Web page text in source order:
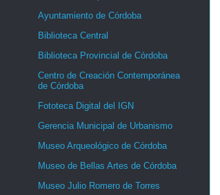
Ayuntamiento de Córdoba
Biblioteca Central
Biblioteca Provincial de Córdoba
Centro de Creación Contemporánea
de Córdoba
Fototeca Digital del IGN
Gerencia Municipal de Urbanismo
Museo Arqueológico de Córdoba
Museo de Bellas Artes de Córdoba
Museo Julio Romero de Torres